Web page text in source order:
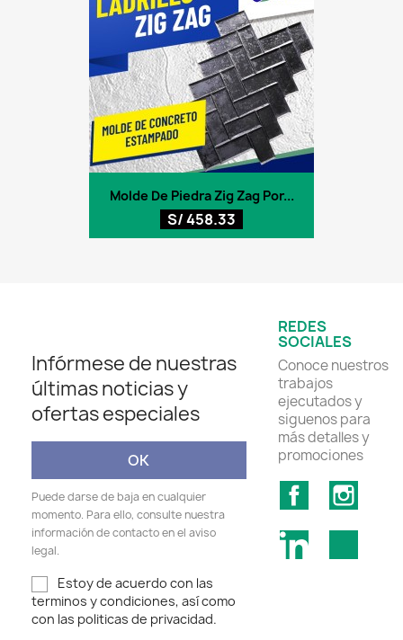
Molde De Piedra Zig Zag Por...
S/ 458.33
Infórmese de nuestras
últimas noticias y
ofertas especiales
Puede darse de baja en cualquier
momento. Para ello, consulte nuestra
información de contacto en el aviso
legal.
Estoy de acuerdo con las
terminos y condiciones, así como
con las politicas de privacidad.
REDES
SOCIALES
Conoce nuestros
trabajos
ejecutados y
siguenos para
más detalles y
promociones
Facebook
LinkedIn